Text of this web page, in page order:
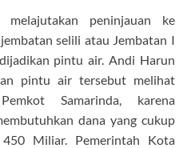
melajutakan peninjauan ke
selili atau Jembatan I
pintu air. Andi Harun
pintu air tersebut melihat
Samarinda, karena
dana yang cukup
Miliar. Pemerintah Kota